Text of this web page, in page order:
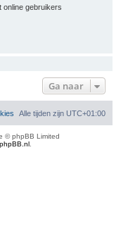
online gebruikers
Ga naar
Alle tijden zijn UTC+01:00
© phpBB Limited
phpBB.nl